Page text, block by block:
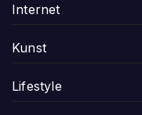
Internet
Kunst
Lifestyle